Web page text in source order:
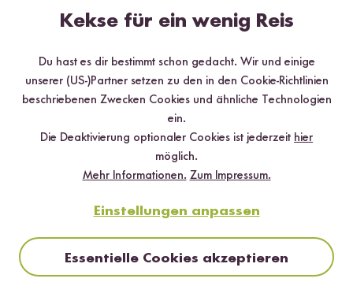
Vegetarisch
Vegane Paella mit Tofu
Kekse für ein wenig Reis
Du hast es dir bestimmt schon gedacht. Wir und einige
unserer (US-)Partner setzen zu den in den Cookie-Richtlinien
beschriebenen Zwecken Cookies und ähnliche Technologien
ein.
Die Deaktivierung optionaler Cookies ist jederzeit hier
möglich.
Mehr Informationen. Zum Impressum.
Einstellungen anpassen
Essentielle Cookies akzeptieren